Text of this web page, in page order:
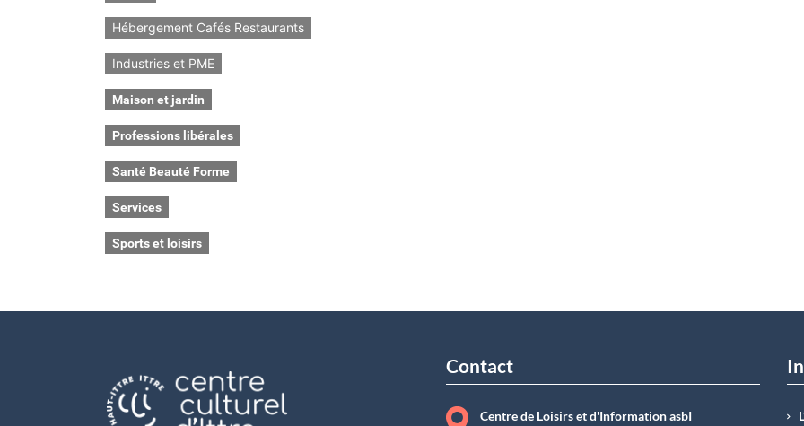
Hébergement Cafés Restaurants
Industries et PME
Maison et jardin
Professions libérales
Santé Beauté Forme
Services
Sports et loisirs
Contact
Centre de Loisirs et d'Information asbI